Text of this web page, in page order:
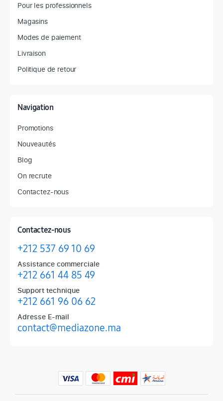
Pour les professionnels
Magasins
Modes de paiement
Livraison
Politique de retour
Navigation
Promotions
Nouveautés
Blog
On recrute
Contactez-nous
Contactez-nous
+212 537 69 10 69
Assistance commerciale
+212 661 44 85 49
Support technique
+212 661 96 06 62
Adresse E-mail
contact@mediazone.ma
Produits phares chez Mediazone
Retrouvez chez Mediazone les références incontournables :